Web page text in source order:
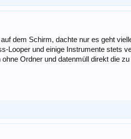
dem Schirm, dachte nur es geht
Looper und einige Instrumente stets
Ordner und datenmüll direkt die